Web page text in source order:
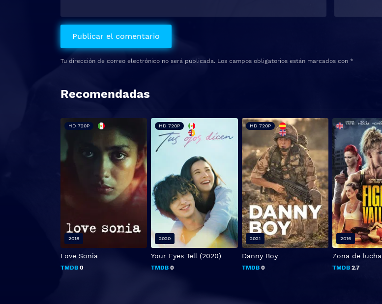
Tu dirección de correo electrónico no será publicada. Los campos obligatorios están marcados con *
Recomendadas
Love Sonia
TMDB 0
HD 720P
2018
Your Eyes Tell (2020)
TMDB 0
HD 720P
2020
Danny Boy
TMDB0
HD 720P
2021
Zona de lucha
TMDB2.7
2016